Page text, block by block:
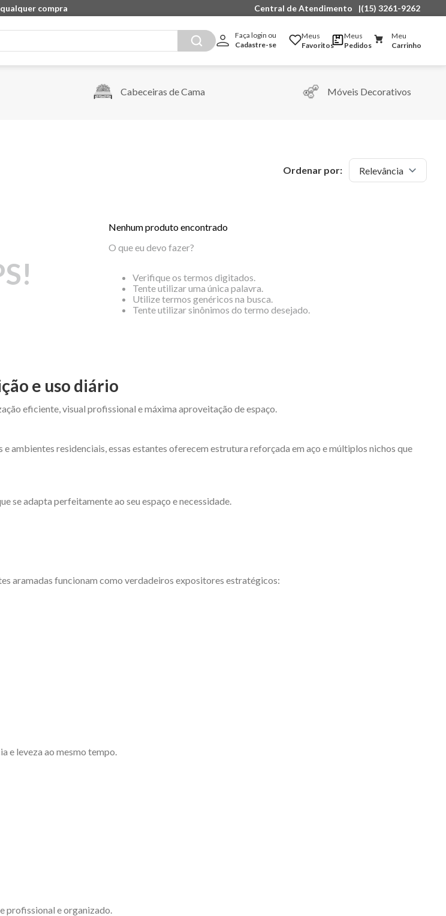
compra DIA DO FRETE GRÁTIS! Entrega grátis para Sul
Central de Atendimento |(15) 3261-9262
Faça login ou
Cadastre-se
Meus
Favoritos
Meus
Pedidos
Meu
Carrinho
Cabeceiras de Cama Móveis Decorativos
Ordenar por: Relevância
Nenhum produto encontrado
O que eu devo fazer?
Verifique os termos digitados.
Tente utilizar uma única palavra.
Utilize termos genéricos na busca.
Tente utilizar sinônimos do termo desejado.
e uso diário
eficiente, visual profissional e máxima aproveitação de espaço.
ambientes residenciais, essas estantes oferecem estrutura reforçada em aço e múltiplos nichos que
se adapta perfeitamente ao seu espaço e necessidade.
aramadas funcionam como verdadeiros expositores estratégicos:
e leveza ao mesmo tempo.
profissional e organizado.